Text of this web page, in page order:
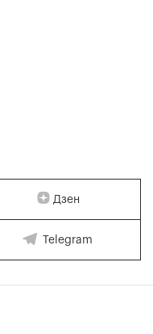
Дзен
Telegram